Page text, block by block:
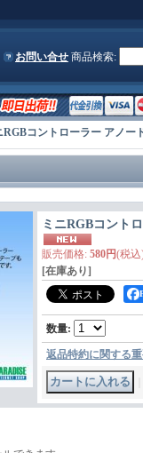
お問い合せ 商品検索:
RGBコントローラー アノー
ミニRGBコント
販売価格: 580円(税込
[在庫あり]
数量:
返品特約に関する